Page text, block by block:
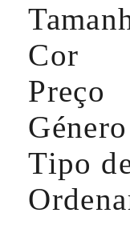
Cor
Preço
Género
Tipo